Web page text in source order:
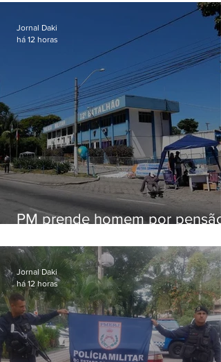
PM prende homem por pensão
Jornal Daki
há 12 horas
Jornal Daki
há 12 horas